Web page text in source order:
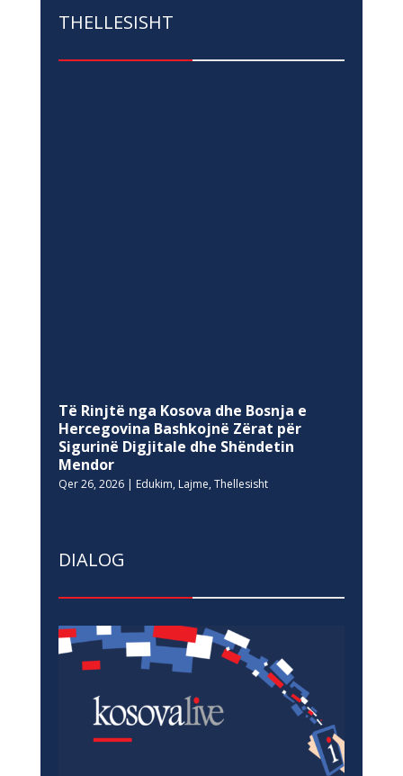
THELLESISHT
Të Rinjtë nga Kosova dhe Bosnja e
Hercegovina Bashkojnë Zërat për
Sigurinë Digjitale dhe Shëndetin
Mendor
Qer 26, 2026| Edukim, Lajme, Thellesisht
DIALOG